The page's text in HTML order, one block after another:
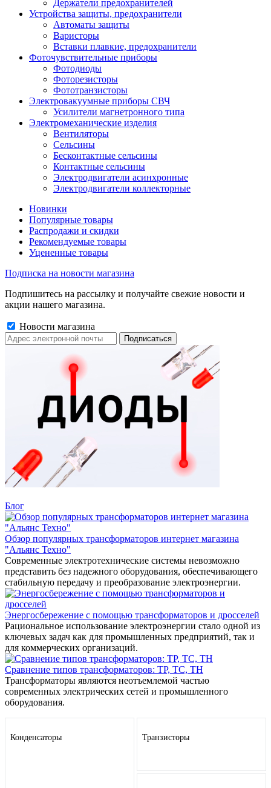
Держатели предохранителей
Устройства защиты, предохранители
Автоматы защиты
Варисторы
Вставки плавкие, предохранители
Фоточувствительные приборы
Фотодиоды
Фоторезисторы
Фототранзисторы
Электровакуумные приборы СВЧ
Усилители магнетронного типа
Электромеханические изделия
Вентиляторы
Сельсины
Бесконтактные сельсины
Контактные сельсины
Электродвигатели асинхронные
Электродвигатели коллекторные
Новинки
Популярные товары
Распродажи и скидки
Рекомендуемые товары
Уцененные товары
Подписка на новости магазина
Подпишитесь на рассылку и получайте свежие новости и
акции нашего магазина.
Новости магазина
Блог
Обзор популярных трансформаторов интернет магазина
"Альянс Техно"
Современные электротехнические системы невозможно
представить без надежного оборудования, обеспечивающего
стабильную передачу и преобразование электроэнергии.
Энергосбережение с помощью трансформаторов и дросселей
Рациональное использование электроэнергии стало одной из
ключевых задач как для промышленных предприятий, так и
для коммерческих организаций.
Сравнение типов трансформаторов: ТР, ТС, ТН
Трансформаторы являются неотъемлемой частью
современных электрических сетей и промышленного
оборудования.
Конденсаторы Транзисторы